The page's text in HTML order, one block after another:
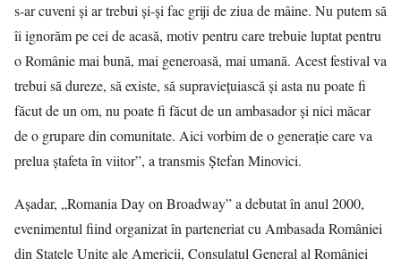
s-ar cuveni şi ar trebui şi-şi fac griji de ziua de mâine. Nu putem să
îi ignorăm pe cei de acasă, motiv pentru care trebuie luptat pentru
o Românie mai bună, mai generoasă, mai umană. Acest festival va
trebui să dureze, să existe, să supravieţuiască şi asta nu poate fi
făcut de un om, nu poate fi făcut de un ambasador şi nici măcar
de o grupare din comunitate. Aici vorbim de o generaţie care va
prelua ştafeta în viitor”, a transmis Ştefan Minovici.
Aşadar, „Romania Day on Broadway” a debutat în anul 2000,
evenimentul fiind organizat în parteneriat cu Ambasada României
din Statele Unite ale Americii, Consulatul General al României